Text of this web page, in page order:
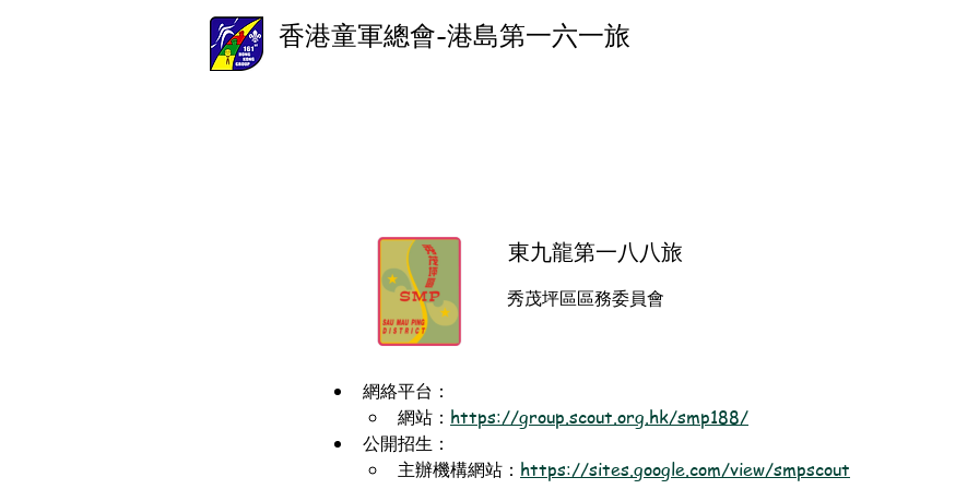
香港童軍總會-港島第一六一旅
東九龍第一八八旅
秀茂坪區區務委員會
網絡平台：
網站： https://group.scout.org.hk/smp188/
公開招生：
主辦機構網站： https://sites.google.com/view/smpscout